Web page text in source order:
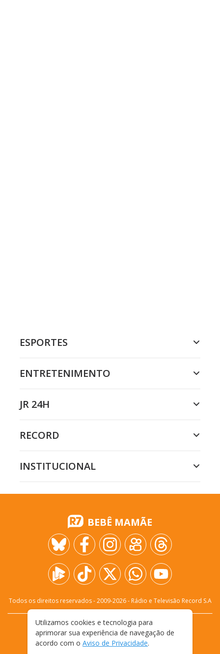
ESPORTES
ENTRETENIMENTO
JR 24H
RECORD
INSTITUCIONAL
BEBÊ MAMÃE
Todos os direitos reservados - 2009-2026- Rádio e Televisão Record S.A
FALE CONOSCO
PRIVACIDADE
TERMOS E CONDIÇÕES DE USO
Utilizamos cookies e tecnologia para
aprimorar sua experiência de navegação de
acordo com o Aviso de Privacidade.